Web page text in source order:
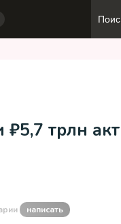
трлн
написать